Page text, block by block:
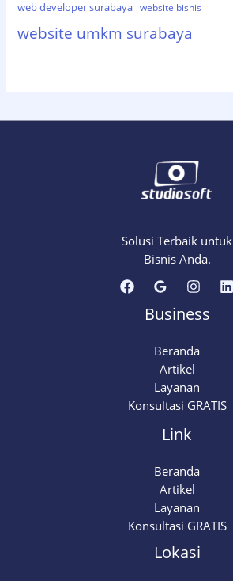
web developer surabaya website bisnis
website umkm surabaya
Solusi Terbaik untuk
Bisnis Anda.
Business
Beranda
Artikel
Layanan
Konsultasi GRATIS
Link
Beranda
Artikel
Layanan
Konsultasi GRATIS
Lokasi